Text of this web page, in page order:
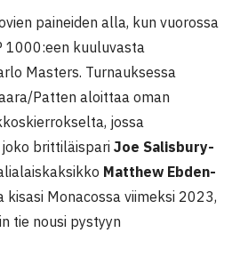
paineiden alla, kun vuorossa
1000:een kuuluvasta
Masters. Turnauksessa
Patten aloittaa oman
jossa
brittiläispari Joe Salisbury-
Matthew Ebden-
kisasi Monacossa viimeksi 2023,
tie nousi pystyyn